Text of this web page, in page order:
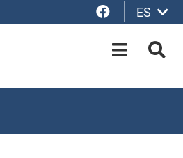
Facebook
ES
OPEN-